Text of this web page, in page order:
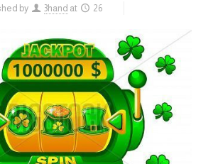
by 3hand at 26 يونيو، 2026